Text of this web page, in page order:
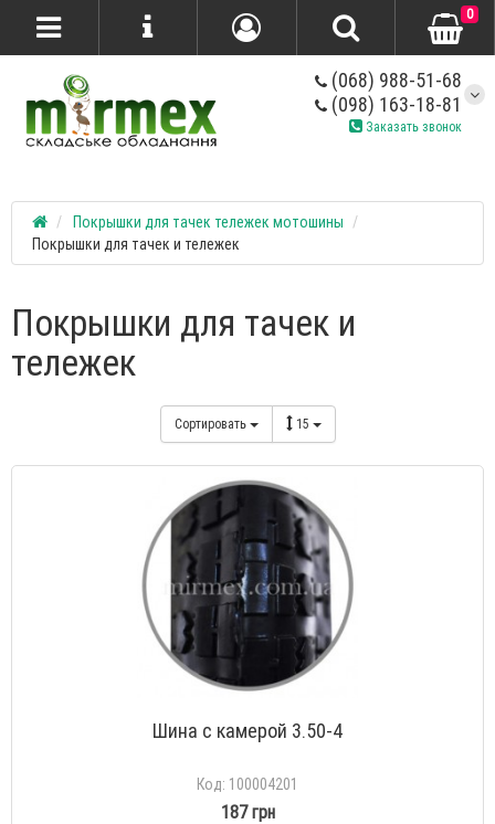
(068) 988-51-68
(098) 163-18-81
Заказать звонок
0
Покрышки для тачек тележек мотошины
Покрышки для тачек и тележек
Покрышки для тачек и
тележек
Сортировать 15
Шина с камерой 3.50-4
Код: 100004201
187 грн